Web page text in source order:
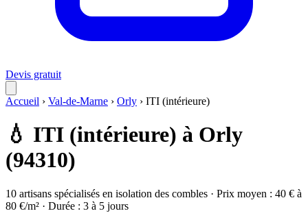
Devis gratuit
Accueil › Val-de-Marne › Orly › ITI (intérieure)
💧 ITI (intérieure) à Orly
(94310)
10 artisans spécialisés en isolation des combles · Prix moyen : 40 € à
80 €/m² · Durée : 3 à 5 jours